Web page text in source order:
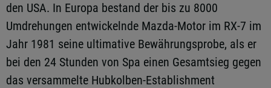
den USA. In Europa bestand der bis zu 8000
Umdrehungen entwickelnde Mazda-Motor im RX-7 im
Jahr 1981 seine ultimative Bewährungsprobe, als er
bei den 24 Stunden von Spa einen Gesamtsieg gegen
das versammelte Hubkolben-Establishment